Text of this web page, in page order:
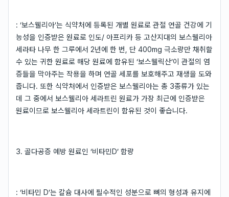
: ‘보스웰리아’는 식약처에 등록된 개별 원료로 관절 연골 건강에 기
능성을 인증받은 원료로 인도/ 아프리카 등 고산지대의 보스웰리아
세라타 나무 한 그루에서 2년에 한 번, 단 400mg 극소량만 채취할
수 있는 귀한 원료로 해당 원료에 함유된 ‘보스웰릭산’이 관절의 염
증들을 막아주는 작용을 하며 연골 세포를 보호해주고 재생을 도와
줍니다. 또한 식약처에서 인증받은 보스웰리아는 총 3종류가 있는
데 그 중에서 보스웰리아 세라트린 원료가 가장 최근에 인증받은
원료이므로 보스웰리아 세라트린이 함유된 것이 좋습니다.
3. 골다공증 예방 원료인 ‘비타민D’ 함량
: ‘비타민 D’는 칼슘 대사에 필수적인 성분으로 뼈의 형성과 유지에